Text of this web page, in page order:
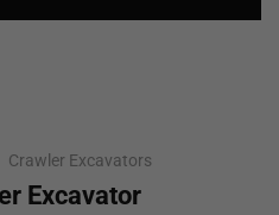
Crawler Excavators
Excavator